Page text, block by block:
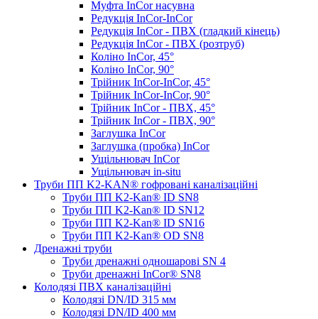
Муфта InCor насувна
Редукція InCor-InCor
Редукція InCor - ПВХ (гладкий кінець)
Редукція InCor - ПВХ (розтруб)
Коліно InCor, 45°
Коліно InCor, 90°
Трійник InCor-InCor, 45°
Трійник InCor-InCor, 90°
Трійник InCor - ПВХ, 45°
Трійник InCor - ПВХ, 90°
Заглушка InCor
Заглушка (пробка) InCor
Ущільнювач InCor
Ущільнювач in-situ
Труби ПП K2-KAN® гоф­ровані каналізаційні
Труби ПП K2-Kan® ID SN8
Труби ПП K2-Kan® ID SN12
Труби ПП K2-Kan® ID SN16
Труби ПП K2-Kan® OD SN8
Дренажні труби
Труби дренажні одношарові SN 4
Труби дренажні InCor® SN8
Колодязі ПВХ каналізаційні
Колодязі DN/ID 315 мм
Колодязі DN/ID 400 мм